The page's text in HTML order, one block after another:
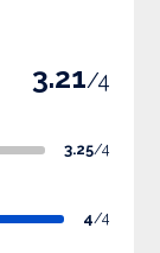
3.21/4
3.25/4
4/4